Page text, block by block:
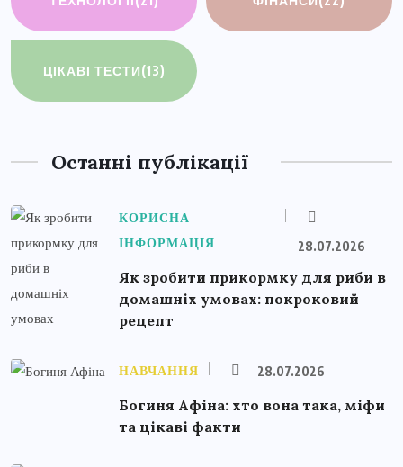
ЦІКАВІ ТЕСТИ(13)
Останні публікації
КОРИСНА
ІНФОРМАЦІЯ
28.07.2026
Як зробити прикормку для риби в
домашніх умовах: покроковий
рецепт
НАВЧАННЯ 28.07.2026
Богиня Афіна: хто вона така, міфи
та цікаві факти